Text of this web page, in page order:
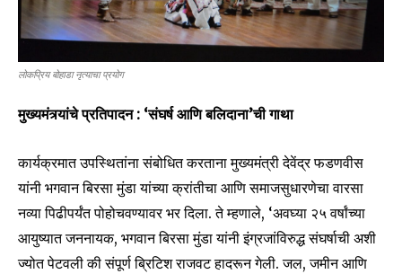
Join our community of
SUBSCRIBERS and be part of the
conversation.
लोकप्रिय बोहाडा नृत्याचा प्रयोग
मुख्यमंत्र्यांचे प्रतिपादन : ‘संघर्ष आणि बलिदाना’ची गाथा
कार्यक्रमात उपस्थितांना संबोधित करताना मुख्यमंत्री देवेंद्र फडणवीस
यांनी भगवान बिरसा मुंडा यांच्या क्रांतीचा आणि समाजसुधारणेचा वारसा
नव्या पिढीपर्यंत पोहोचवण्यावर भर दिला. ते म्हणाले, ‘अवघ्या २५ वर्षांच्या
आयुष्यात जननायक, भगवान बिरसा मुंडा यांनी इंग्रजांविरुद्ध संघर्षाची अशी
ज्योत पेटवली की संपूर्ण ब्रिटिश राजवट हादरून गेली. जल, जमीन आणि